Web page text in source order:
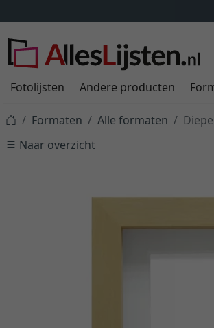
Fotolijsten Andere producten
Formaten Alle formaten
Naar overzicht